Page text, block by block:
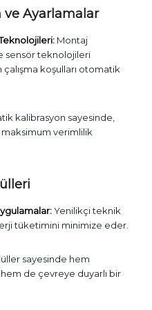
Ayarlamalar
Montaj
sensör teknolojileri
çalışma koşulları otomatik
kalibrasyon sayesinde,
maksimum verimlilik
Yenilikçi teknik
tüketimini minimize eder.
sayesinde hem
de çevreye duyarlı bir